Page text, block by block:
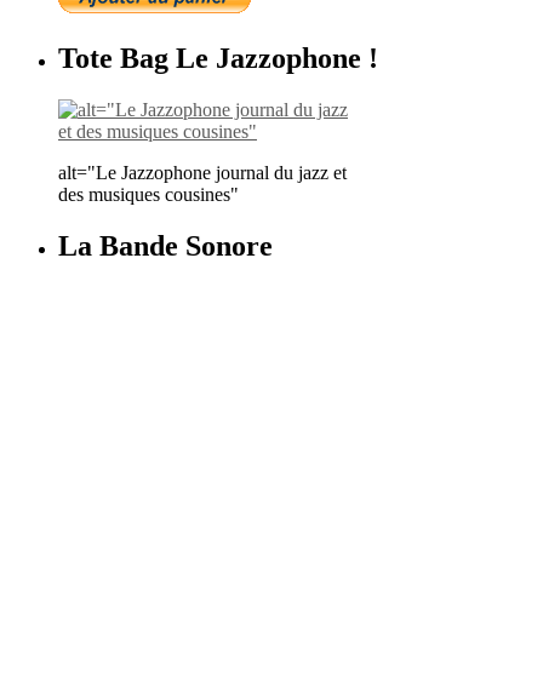
Tote Bag Le Jazzophone !
alt="Le Jazzophone journal du jazz et
des musiques cousines"
La Bande Sonore